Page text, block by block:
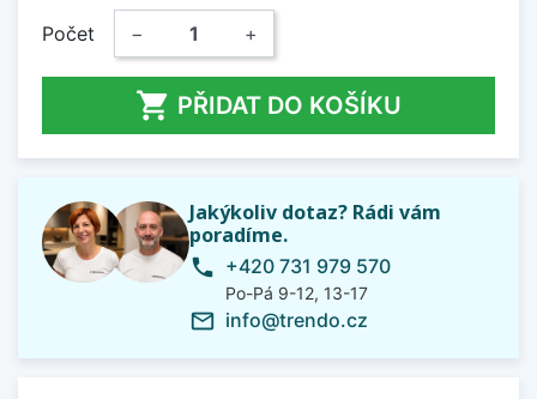
Počet − +
 PŘIDAT DO KOŠÍKU
Jakýkoliv dotaz? Rádi vám
poradíme.
phone +420 731 979 570
Po-Pá 9-12, 13-17
mail_outline info@trendo.cz